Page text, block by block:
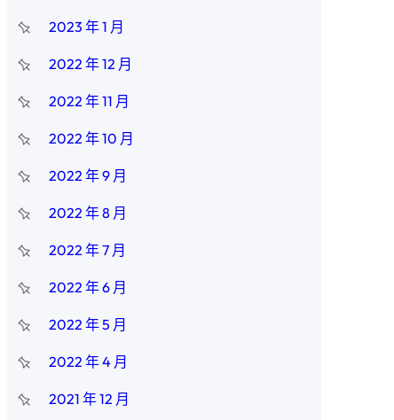
2023 年 1 月
2022 年 12 月
2022 年 11 月
2022 年 10 月
2022 年 9 月
2022 年 8 月
2022 年 7 月
2022 年 6 月
2022 年 5 月
2022 年 4 月
2021 年 12 月